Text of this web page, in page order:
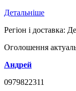
Детальніше
Регіон і доставка:
Оголошення
Андрей
0979822311